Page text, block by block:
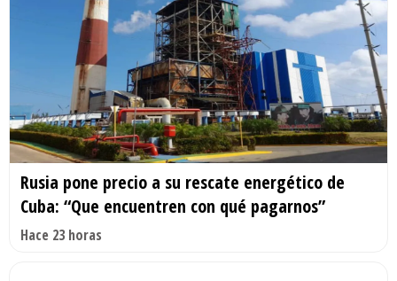
Rusia pone precio a su rescate energético de
Cuba: “Que encuentren con qué pagarnos”
Hace 23 horas